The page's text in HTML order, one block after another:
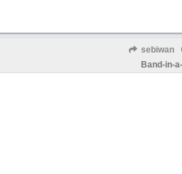
sebiwan
Band-in-